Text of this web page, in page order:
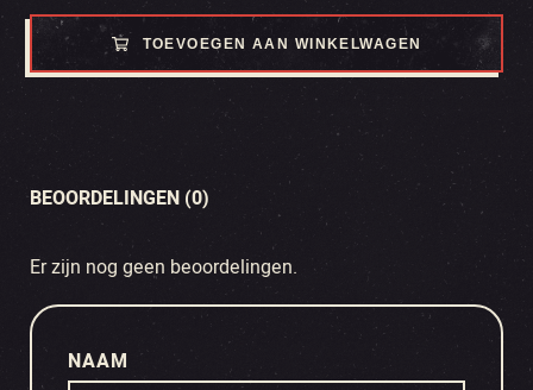
TOEVOEGEN AAN WINKELWAGEN
BEOORDELINGEN (0)
Er zijn nog geen beoordelingen.
NAAM